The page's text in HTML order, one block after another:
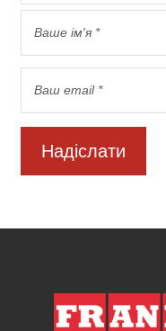
Надіслати